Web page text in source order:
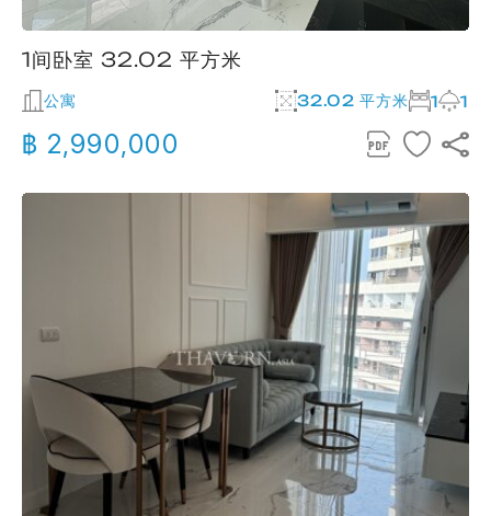
1间卧室 32.02 平方米
公寓 32.02 平方米 1 1
฿ 2,990,000